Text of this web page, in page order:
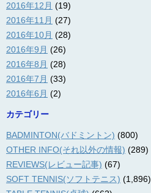
2016年12月 (19)
2016年11月 (27)
2016年10月 (28)
2016年9月 (26)
2016年8月 (28)
2016年7月 (33)
2016年6月 (2)
カテゴリー
BADMINTON(バドミントン) (800)
OTHER INFO(それ以外の情報) (289)
REVIEWS(レビュー記事) (67)
SOFT TENNIS(ソフトテニス) (1,896)